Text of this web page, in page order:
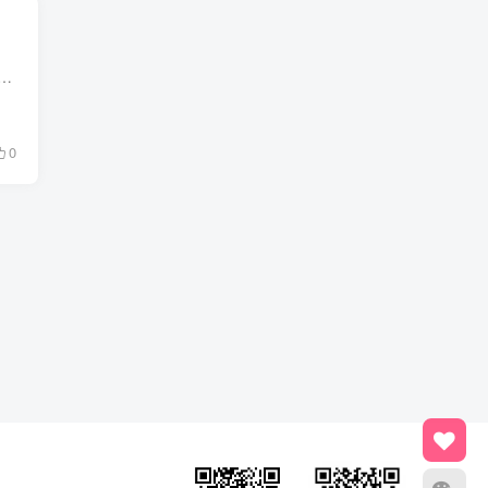
理平台的虚拟机也部署在那个节点上，vrm没做主备部署，导致了vrm管理平台也无法使用,后来重装了那个...
0